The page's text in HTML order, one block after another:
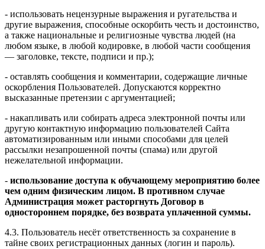
- использовать нецензурные выражения и ругательства и
другие выражения, способные оскорбить честь и достоинство,
а также национальные и религиозные чувства людей (на
любом языке, в любой кодировке, в любой части сообщения
— заголовке, тексте, подписи и пр.);
- оставлять сообщения и комментарии, содержащие личные
оскорбления Пользователей. Допускаются корректно
высказанные претензии с аргументацией;
- накапливать или собирать адреса электронной почты или
другую контактную информацию пользователей Сайта
автоматизированным или иными способами для целей
рассылки незапрошенной почты (спама) или другой
нежелательной информации.
- использование доступа к обучающему мероприятию более
чем одним физическим лицом. В противном случае
Администрация может расторгнуть Договор в
одностороннем порядке, без возврата уплаченной суммы.
4.3. Пользователь несёт ответственность за сохранение в
тайне своих регистрационных данных (логин и пароль).